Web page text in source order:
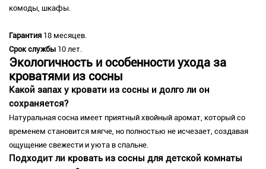
комоды, шкафы.
Гарантия 18 месяцев.
Срок службы 10 лет.
Экологичность и особенности ухода за
кроватями из сосны
Какой запах у кровати из сосны и долго ли он
сохраняется?
Натуральная сосна имеет приятный хвойный аромат, который со
временем становится мягче, но полностью не исчезает, создавая
ощущение свежести и уюта в спальне.
Подходит ли кровать из сосны для детской комнаты